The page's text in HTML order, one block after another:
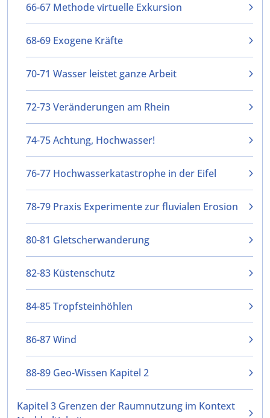
66-67 Methode virtuelle Exkursion
68-69 Exogene Kräfte
70-71 Wasser leistet ganze Arbeit
72-73 Veränderungen am Rhein
74-75 Achtung, Hochwasser!
76-77 Hochwasserkatastrophe in der Eifel
78-79 Praxis Experimente zur fluvialen Erosion
80-81 Gletscherwanderung
82-83 Küstenschutz
84-85 Tropfsteinhöhlen
86-87 Wind
88-89 Geo-Wissen Kapitel 2
Kapitel 3 Grenzen der Raumnutzung im Kontext